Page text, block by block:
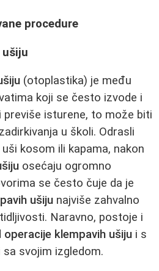
procedure
ušiju
(otoplastika) je među
koji se često izvode i
previše isturene, to može biti
u školi. Odrasli
kosom ili kapama, nakon
osećaju ogromno
se često čuje da je
ušiju najviše zahvalno
Naravno, postoje i
operacije klempavih ušiju i s
svojim izgledom.